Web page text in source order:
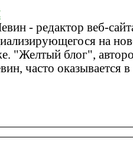
- редактор веб-
на
"Желтый блог",
часто оказывается